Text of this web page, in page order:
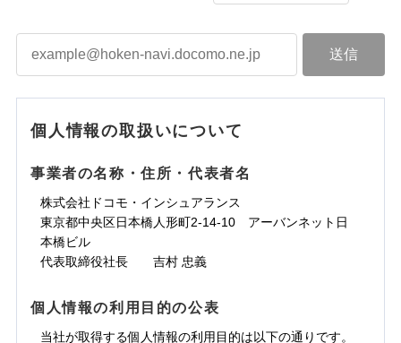
個人情報の取扱いについて
事業者の名称・住所・代表者名
株式会社ドコモ・インシュアランス
東京都中央区日本橋人形町2-14-10 アーバンネット日
本橋ビル
代表取締役社長 吉村 忠義
個人情報の利用目的の公表
当社が取得する個人情報の利用目的は以下の通りです。